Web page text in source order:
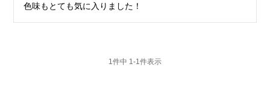
色味もとても気に入りました！
1件中 1-1件表示